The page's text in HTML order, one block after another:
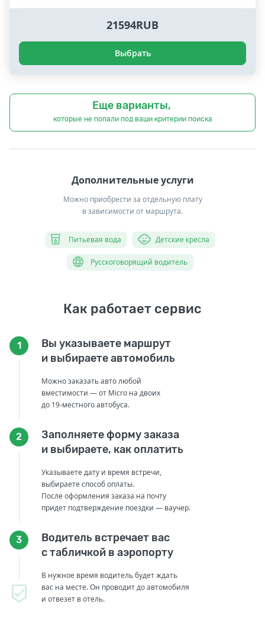
21594RUB
Выбрать
Еще варианты,
которые не попали под ваши критерии поиска
Дополнительные услуги
Можно приобрести за отдельную плату
в зависимости от маршрута.
Питьевая вода Детские кресла
Русскоговорящий водитель
Как работает сервис
1
Вы указываете маршрут
и выбираете автомобиль
Можно заказать авто любой
вместимости — от Micro на двоих
до 19-местного автобуса.
2
Заполняете форму заказа
и выбираете, как оплатить
Указываете дату и время встречи,
выбираете способ оплаты.
После оформления заказа на почту
придет подтверждение поездки — ваучер.
3
Водитель встречает вас
с табличкой в аэропорту
В нужное время водитель будет ждать
вас на месте. Он проводит до автомобиля
и отвезет в отель.